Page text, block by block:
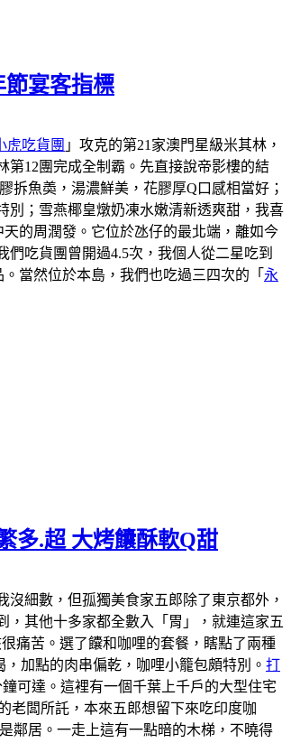
節宴客指標
虎吃貨團 」攻克的第21家澳門星級米其林，
第12團完成全制霸。先直接說帝影樓的結
拆魚𡙡，湯濃鮮美，花膠厚Q口感相當好；
別；雪燕椰皇燉奶凍水嫩清新透爽甜，我喜
的周潤發。它位於氹仔的最北端，離如今
吃貨團曾開過4.5次，我個人從二星吃到
當然位於本島，我們也吃過三四次的「 永
多.超 大烤饢酥軟Q甜
沒細數，但孤獨美食家五郎除了東京都外，
其他十多家都全數入「胃」，就連這家五
痛苦。選了饢和咖哩的套餐，瞎點了兩種
加點的肉串偏乾，咖哩小籠包頗特別。 打
可達。這裡有一個千葉上千戶的大型住宅
老闆所託，本來五郎想留下來吃印度咖
鄰居。一走上這有一點暗的木梯，不曉得